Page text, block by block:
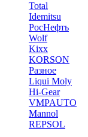
Total
Idemitsu
РосНефть
Wolf
Kixx
KORSON
Разное
Liqui Moly
Hi-Gear
VMPAUTO
Mannol
REPSOL